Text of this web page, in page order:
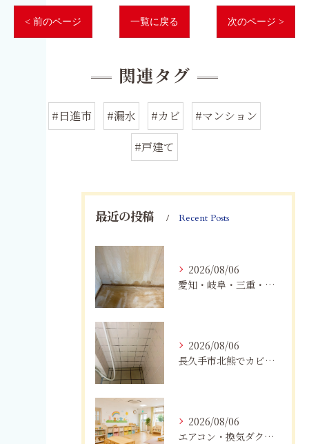
< 前のページ 一覧に戻る 次のページ >
関連タグ
#日進市 #漏水 #カビ
#マンション
#戸建て
最近の投稿 Recent Posts
2026/08/06
愛知・岐阜・三重・静岡の公営住宅で発生するカビ対策｜原因・健康被害・効果的な予防方法を徹底解説
2026/08/06
長久手市北熊でカビに悩む方へ｜健康被害を防ぐための対策とは
2026/08/06
エアコン・換気ダクトのカビ臭を根本改善する方法